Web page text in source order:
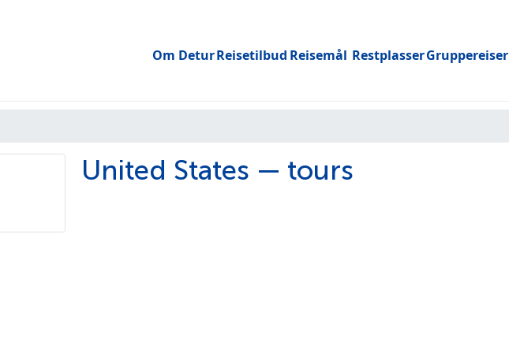
Om DeturReisetilbud Reisemål Toggle submenu
RestplasserGruppereiser
United States — tours